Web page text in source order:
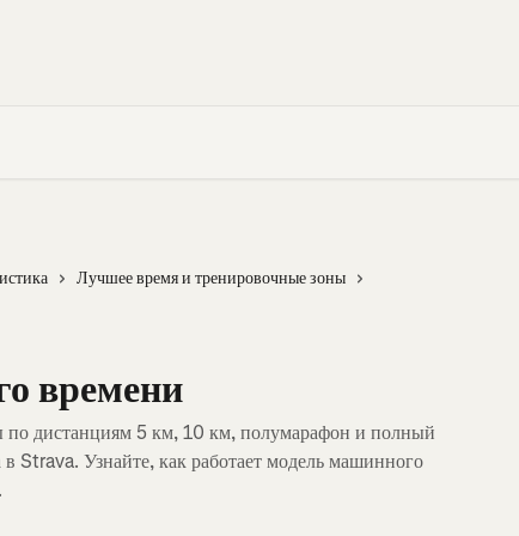
Лучшее время и тренировочные зоны
времени
по дистанциям 5 км, 10 км, полумарафон и полный
Strava. Узнайте, как работает модель машинного